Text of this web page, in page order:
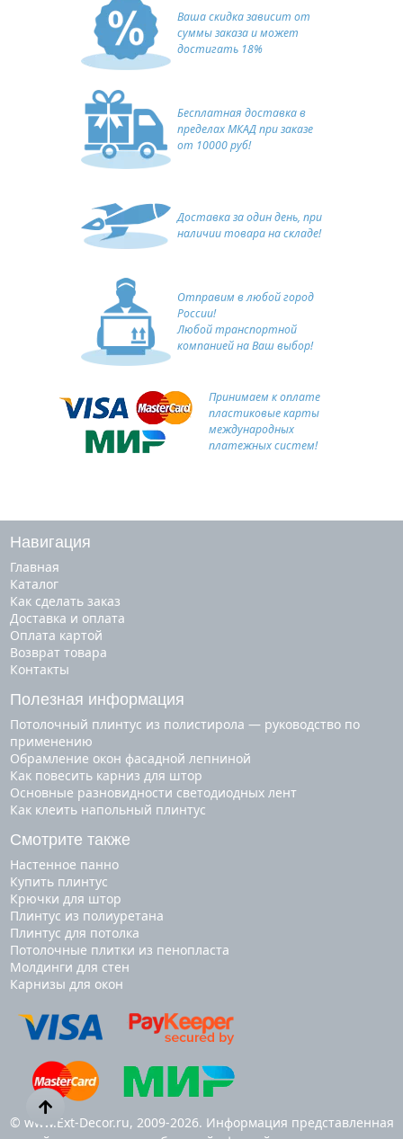
Ваша скидка зависит от
суммы заказа и может
достигать 18%
Бесплатная доставка в
пределах МКАД при заказе
от 10000 руб!
Доставка за один день, при
наличии товара на складе!
Отправим в любой город
России!
Любой транспортной
компанией на Ваш выбор!
Принимаем к оплате
пластиковые карты
международных
платежных систем!
Навигация
Главная
Каталог
Как сделать заказ
Доставка и оплата
Оплата картой
Возврат товара
Контакты
Полезная информация
Потолочный плинтус из полистирола — руководство по
применению
Обрамление окон фасадной лепниной
Как повесить карниз для штор
Основные разновидности светодиодных лент
Как клеить напольный плинтус
Смотрите также
настенное панно
купить плинтус
крючки для штор
плинтус из полиуретана
плинтус для потолка
потолочные плитки из пенопласта
молдинги для стен
карнизы для окон
© www.Ext-Decor.ru, 2009-2026. Информация представленная